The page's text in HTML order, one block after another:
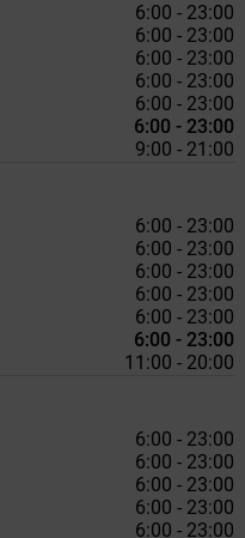
6:00 - 23:00
6:00 - 23:00
6:00 - 23:00
6:00 - 23:00
6:00 - 23:00
6:00 - 23:00
9:00 - 21:00
6:00 - 23:00
6:00 - 23:00
6:00 - 23:00
6:00 - 23:00
6:00 - 23:00
6:00 - 23:00
11:00 - 20:00
6:00 - 23:00
6:00 - 23:00
6:00 - 23:00
6:00 - 23:00
6:00 - 23:00